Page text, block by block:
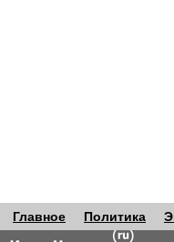
Главное Политика